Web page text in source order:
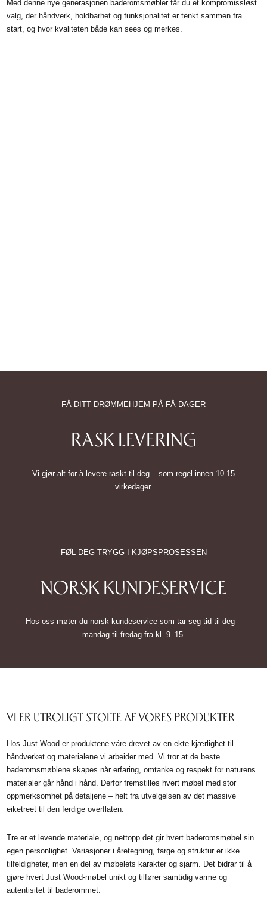
Med denne nye generasjonen baderomsmøbler får du et kompromissløst
valg, der håndverk, holdbarhet og funksjonalitet er tenkt sammen fra
start, og hvor kvaliteten både kan sees og merkes.
FÅ DITT DRØMMEHJEM PÅ FÅ DAGER
RASK LEVERING
Vi gjør alt for å levere raskt til deg – som regel innen 10-15
virkedager.
FØL DEG TRYGG I KJØPSPROSESSEN
NORSK KUNDESERVICE
Hos oss møter du norsk kundeservice som tar seg tid til deg –
mandag til fredag fra kl. 9–15.
VI ER UTROLIGT STOLTE AF VORES PRODUKTER
Hos Just Wood er produktene våre drevet av en ekte kjærlighet til
håndverket og materialene vi arbeider med. Vi tror at de beste
baderomsmøblene skapes når erfaring, omtanke og respekt for naturens
materialer går hånd i hånd. Derfor fremstilles hvert møbel med stor
oppmerksomhet på detaljene – helt fra utvelgelsen av det massive
eiketreet til den ferdige overflaten.
Tre er et levende materiale, og nettopp det gir hvert baderomsmøbel sin
egen personlighet. Variasjoner i åretegning, farge og struktur er ikke
tilfeldigheter, men en del av møbelets karakter og sjarm. Det bidrar til å
gjøre hvert Just Wood-møbel unikt og tilfører samtidig varme og
autentisitet til baderommet.